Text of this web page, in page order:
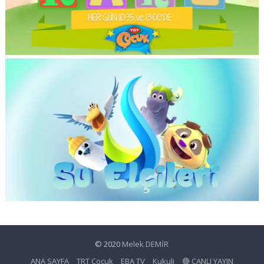
© 2020 Melek DEMİR
ANA SAYFA
TRT Çocuk EBA TV Kukuli 🔴 CANLI YAYIN